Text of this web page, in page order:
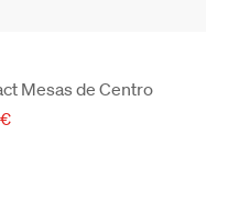
Mesas de Centro